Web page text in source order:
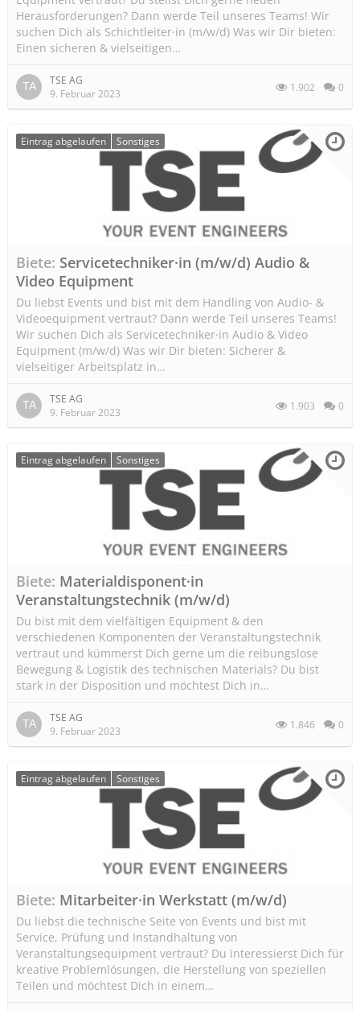
Herausforderungen? Dann werde Teil unseres Teams! Wir
suchen Dich als Schichtleiter·in (m/w/d) Was wir Dir bieten:
Einen sicheren & vielseitigen…
TSE AG
9. Februar 2023
1.902 0
Eintrag abgelaufen Sonstiges
Biete Servicetechniker·in (m/w/d) Audio &
Video Equipment
Du liebst Events und bist mit dem Handling von Audio- &
Videoequipment vertraut? Dann werde Teil unseres Teams!
Wir suchen Dich als Servicetechniker·in Audio & Video
Equipment (m/w/d) Was wir Dir bieten: Sicherer &
vielseitiger Arbeitsplatz in…
TSE AG
9. Februar 2023
1.903 0
Eintrag abgelaufen Sonstiges
Biete Materialdisponent·in
Veranstaltungstechnik (m/w/d)
Du bist mit dem vielfältigen Equipment & den
verschiedenen Komponenten der Veranstaltungstechnik
vertraut und kümmerst Dich gerne um die reibungslose
Bewegung & Logistik des technischen Materials? Du bist
stark in der Disposition und möchtest Dich in…
TSE AG
9. Februar 2023
1.846 0
Eintrag abgelaufen Sonstiges
Biete Mitarbeiter·in Werkstatt (m/w/d)
Du liebst die technische Seite von Events und bist mit
Service, Prüfung und Instandhaltung von
Veranstaltungsequipment vertraut? Du interessierst Dich für
kreative Problemlösungen, die Herstellung von speziellen
Teilen und möchtest Dich in einem…